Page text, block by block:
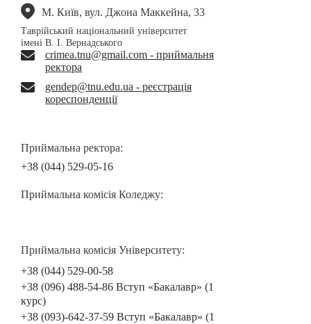
М. Київ, вул. Джона Маккейна, 33
Таврійський національний університет
імені В. І. Вернадського
crimea.tnu@gmail.com - приймальня
ректора
gendep@tnu.edu.ua - реєстрація
кореспонденції
Приймальна ректора:
+38 (044) 529-05-16
Приймальна комісія Коледжу:
Приймальна комісія Університету:
+38 (044) 529-00-58
+38 (096) 488-54-86 Вступ «Бакалавр» (1
курс)
+38 (093)-642-37-59 Вступ «Бакалавр» (1